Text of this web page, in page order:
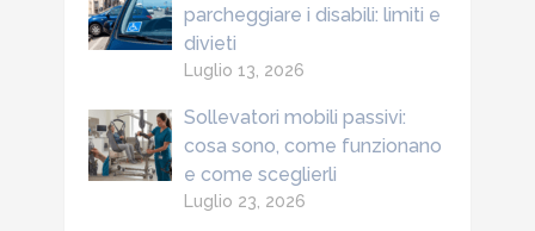
parcheggiare i disabili: limiti e
divieti
Luglio 13, 2026
Sollevatori mobili passivi:
cosa sono, come funzionano
e come sceglierli
Luglio 23, 2026